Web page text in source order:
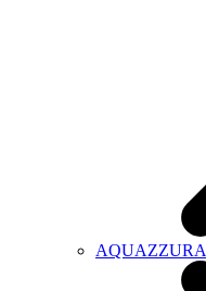
AQUAZZURA